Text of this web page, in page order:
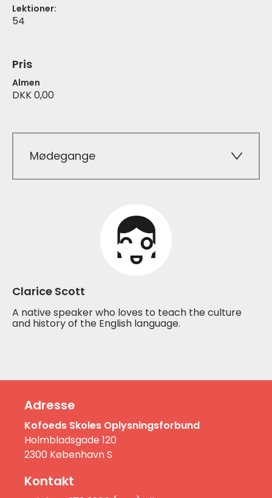
Lektioner:
54
Pris
Almen
DKK 0,00
Mødegange
Clarice Scott
A native speaker who loves to teach the culture
and history of the English language.
Adresse
Kofoeds Skoles Oplysningsforbund
Holmbladsgade 120
2300 København S
Kontakt